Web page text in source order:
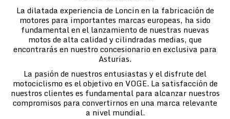
La dilatada experiencia de Loncin en la fabricación de
motores para importantes marcas europeas, ha sido
fundamental en el lanzamiento de nuestras nuevas
motos de alta calidad y cilindradas medias, que
encontrarás en nuestro concesionario en exclusiva para
Asturias.
La pasión de nuestros entusiastas y el disfrute del
motociclismo es el objetivo en VOGE. La satisfacción de
nuestros clientes es fundamental para alcanzar nuestros
compromisos para convertirnos en una marca relevante
a nivel mundial.